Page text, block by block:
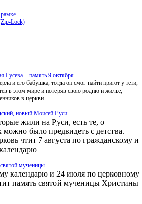
Lock)
Гусева – память 9 октября
и его бабушка, тогда он смог найти приют у тети,
в этом мире и потеряв свою родню и жилье,
в церкви
новый Моисей Руси
жили на Руси, есть те, о
можно было предвидеть с детства.
чтит 7 августа по гражданскому и
мученицы
календарю и 24 июля по церковному
память святой мученицы Христины